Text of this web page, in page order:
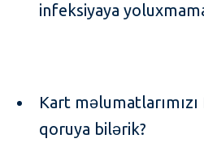
infeksiyaya
Kart məlumatlarımızı
qoruya bilərik?